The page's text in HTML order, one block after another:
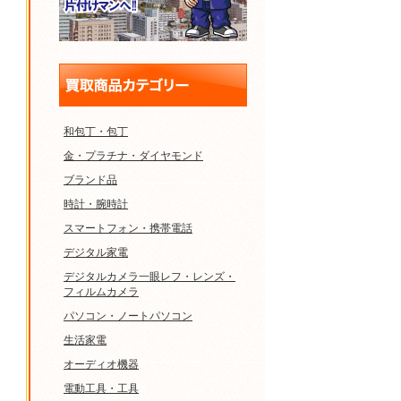
和包丁・包丁
金・プラチナ・ダイヤモンド
ブランド品
時計・腕時計
スマートフォン・携帯電話
デジタル家電
デジタルカメラ一眼レフ・レンズ・
フィルムカメラ
パソコン・ノートパソコン
生活家電
オーディオ機器
電動工具・工具